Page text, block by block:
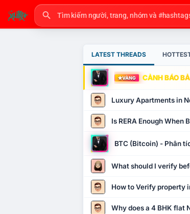
LATEST THREADS
VÀNG CẢNH BÁO
Luxury Apartments in
Is RERA Enough When
BTC (Bitcoin) - Phân
What should I verify
How to Verify property
Why does a 4 BHK flat